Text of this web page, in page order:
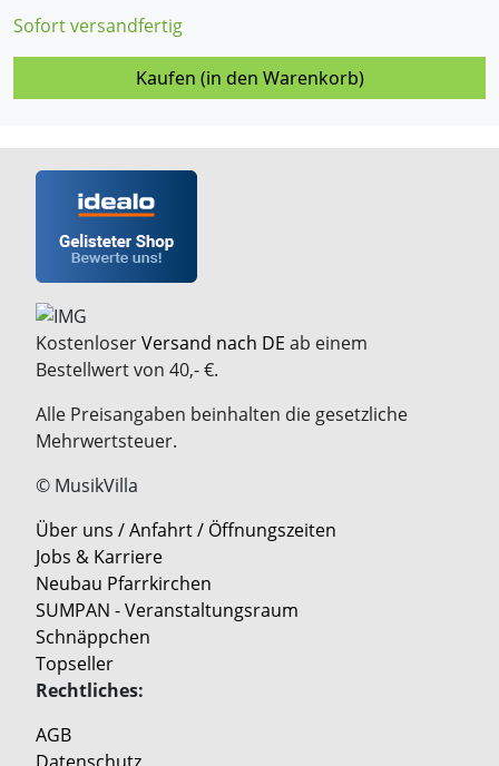
Sofort versandfertig
Kaufen (in den Warenkorb)
KostenloserVersand nach DE ab einem
Bestellwert von 40,- €.
Alle Preisangaben beinhalten die gesetzliche
Mehrwertsteuer.
© MusikVilla
Über uns / Anfahrt / Öffnungszeiten
Jobs & Karriere
Neubau Pfarrkirchen
SUMPAN - Veranstaltungsraum
Schnäppchen
Topseller
Rechtliches:
AGB